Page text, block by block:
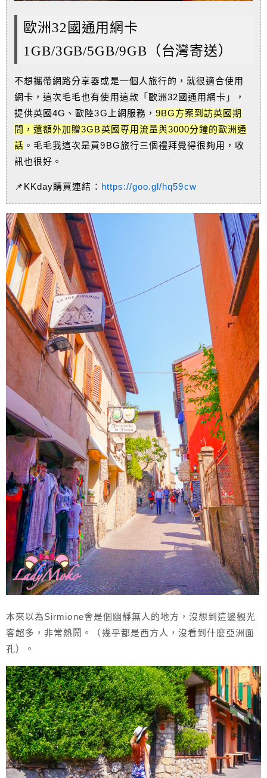
歐洲32國通用網卡
1GB/3GB/5GB/9GB（台灣寄送）
不想攜帶網路分享器或是一個人旅行的，就很適合使用
網卡，這次毛毛也有使用這款「歐洲32國通用網卡」，
提供英國4G、歐陸3G上網服務， 9BG方案到訪英國期
間，還額外加贈3GB英國專用流量與3000分鐘的歐洲通
話 。毛毛我這次是買9BG旅行三個禮拜覺得很夠用，收
訊也很好。
📌KKday購買連結： https://goo.gl/hq59cw
本來以為Sirmione會是個幽靜無人的地方，沒想到這邊觀光
客超多，非常熱鬧。（幾乎都是西方人，沒看到什麼亞洲面
孔）。